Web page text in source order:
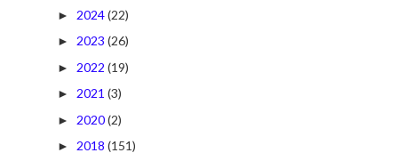
► 2024(22)
► 2023 (26)
► 2022 (19)
► 2021 (3)
► 2020(2)
► 2018 (151)